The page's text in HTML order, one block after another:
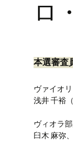
ロ
本選審査
ヴァイオ
浅井 千裕
ヴィオラ
臼木 麻弥